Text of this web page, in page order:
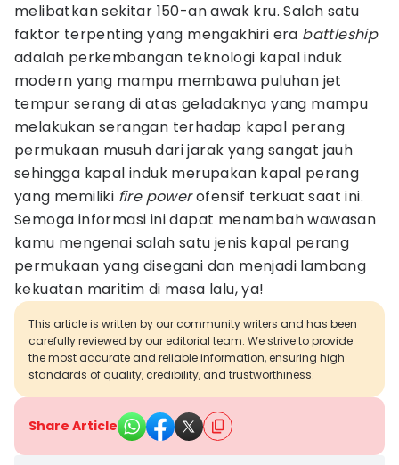
melibatkan sekitar 150-an awak kru. Salah satu
faktor terpenting yang mengakhiri era battleship
adalah perkembangan teknologi kapal induk
modern yang mampu membawa puluhan jet
tempur serang di atas geladaknya yang mampu
melakukan serangan terhadap kapal perang
permukaan musuh dari jarak yang sangat jauh
sehingga kapal induk merupakan kapal perang
yang memiliki fire powerofensif terkuat saat ini.
Semoga informasi ini dapat menambah wawasan
kamu mengenai salah satu jenis kapal perang
permukaan yang disegani dan menjadi lambang
kekuatan maritim di masa lalu, ya!
This article is written by our community writers and has been
carefully reviewed by our editorial team. We strive to provide
the most accurate and reliable information, ensuring high
standards of quality, credibility, and trustworthiness.
Share Article